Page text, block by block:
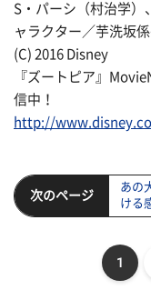
S・パーシ（村治学）
ャラクター／芋洗坂係
(C) 2016 Disney
『ズートピア』
信中！
http://
次のページ
あの
ける
1